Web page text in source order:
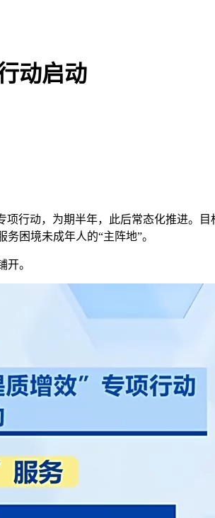
动启动
动，为期半年，此后常态化推进。目
困境未成年人的“主阵地”。
。